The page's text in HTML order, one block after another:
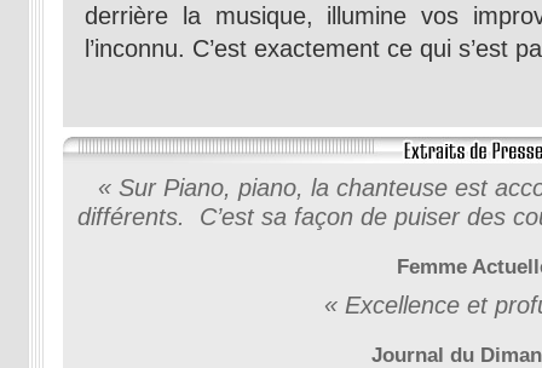
derrière la musique, illumine vos
l’inconnu. C’est exactement ce qui s’est
« Sur Piano, piano, la chanteuse est
différents. C’est sa façon de puiser des
Femme
« Excellence et
Journal du